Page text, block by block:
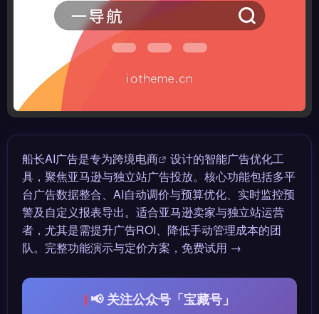
船长AI广告是专为跨境电商
设计的智能广告优化工
具，聚焦亚马逊与独立站广告投放。核心功能包括多平
台广告数据整合、AI自动调价与预算优化、实时监控预
警及自定义报表导出。适合亚马逊卖家与独立站运营
者，尤其是需提升广告ROI、降低手动管理成本的团
队。完整功能演示与定价方案，免费试用 →
📢 关注公众号「宝藏号」